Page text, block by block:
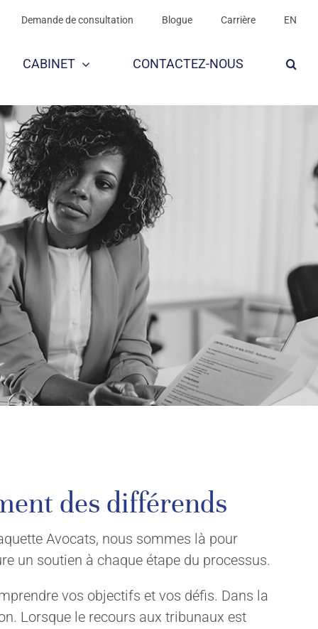
Demande de consultation Blogue Carrière EN
CABINET CONTACTEZ-NOUS
des différends
Avocats, nous sommes là pour
un soutien à chaque étape du processus.
vos objectifs et vos défis. Dans la
Lorsque le recours aux tribunaux est